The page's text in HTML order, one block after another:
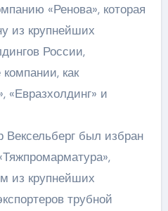
«Ренова», которая
из крупнейших
России,
как
«Евразхолдинг» и
был избран
из крупнейших
трубной